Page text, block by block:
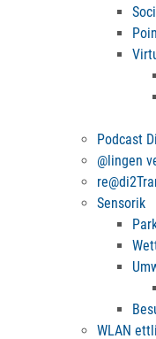
Podcast
@lingen
Sensorik
WLAN